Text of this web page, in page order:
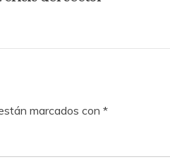
marcados con *